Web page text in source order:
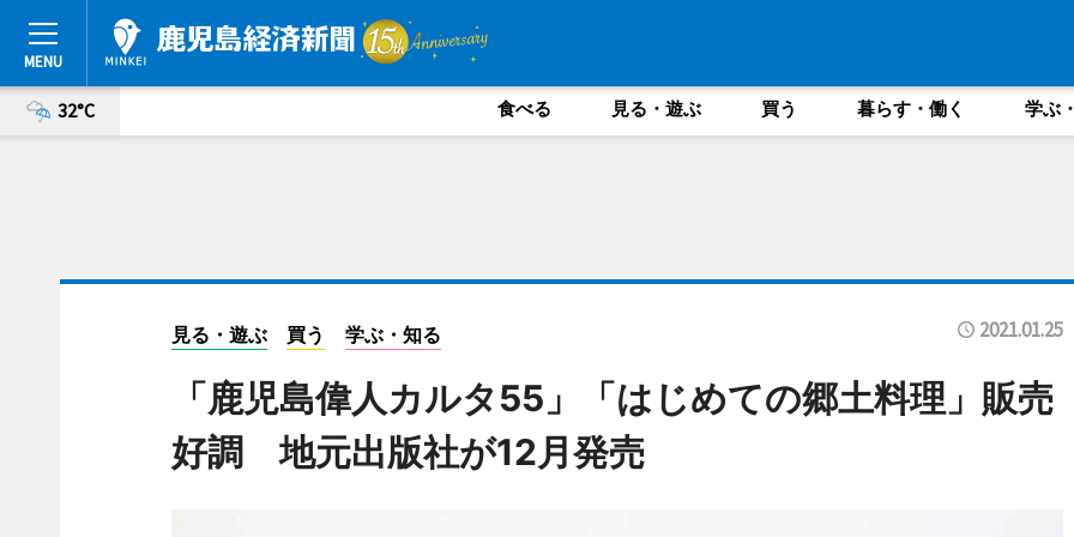
32°C 食べる 見る・遊ぶ 買う 暮らす・働く 学ぶ
見る・遊ぶ 買う 学ぶ・知る 2021.01.25
「鹿児島偉人カルタ55」「はじめての郷土料理」販売
好調 地元出版社が12月発売